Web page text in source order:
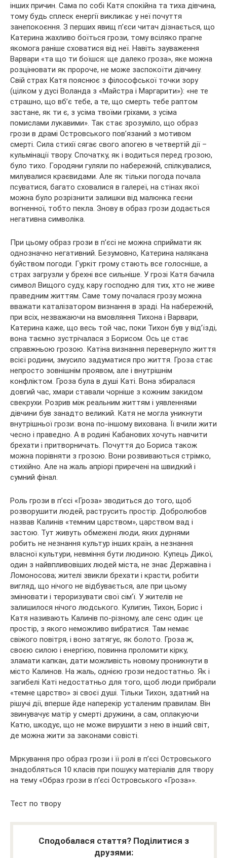
інших причин. Сама по собі Катя спокійна та тиха дівчина,
тому будь сплеск енергії викликає у неї почуття
занепокоєння. З перших явищ п’єси читач дізнається, що
Катерина жахливо боїться грози, тому всіляко прагне
якомога раніше сховатися від неї. Навіть зауваження
Варвари «та що ти боїшся: ще далеко гроза», яке можна
розцінювати як пророче, не може заспокоїти дівчину.
Свій страх Катя пояснює з філософської точки зору
(цілком у дусі Воланда з «Майстра і Маргарити»): «не те
страшно, що вб’є тебе, а те, що смерть тебе раптом
застане, як ти є, з усіма твоїми гріхами, з усіма
помислами лукавими». Так стає зрозуміло, що образ
грози в драмі Островського пов’язаний з мотивом
смерті. Сила стихії сягає свого апогею в четвертій дії –
кульмінації твору. Спочатку, як і водиться перед грозою,
було тихо. Городяни гуляли по набережній, спілкувалися,
милувалися краєвидами. Але як тільки погода почала
псуватися, багато сховалися в галереї, на стінах якої
можна було розрізнити залишки від малюнка геєни
вогненної, тобто пекла. Знову в образ грози додається
негативна символіка.
При цьому образ грози в п’єсі не можна сприймати як
однозначно негативний. Безумовно, Катерина налякана
буйством погоди. Гуркіт грому стають все голосніше, а
страх загрузли у брехні все сильніше. У грозі Катя бачила
символ Вищого суду, кару господню для тих, хто не живе
праведним життям. Саме тому почалася грозу можна
вважати каталізатором визнання в зраді. На набережній,
при всіх, незважаючи на вмовляння Тихона і Варвари,
Катерина каже, що весь той час, поки Тихон був у від’їзді,
вона таємно зустрічалася з Борисом. Ось це стає
справжньою грозою. Катіна визнання перевернуло життя
всієї родини, змусило задуматися про життя. Гроза стає
непросто зовнішнім проявом, але і внутрішнім
конфліктом. Гроза була в душі Каті. Вона збиралася
довгий час, хмари ставали чорніше з кожним закидом
свекрухи. Розрив між реальним життям і уявленнями
дівчини був занадто великий. Катя не могла уникнути
внутрішньої грози: вона по-іншому вихована. Її вчили жити
чесно і праведно. А в родині Кабанових хочуть навчити
брехати і притворничать. Почуття до Бориса також
можна порівняти з грозою. Вони розвиваються стрімко,
стихійно. Але на жаль апріорі приречені на швидкий і
сумний фінал.
Роль грози в п’єсі «Гроза» зводиться до того, щоб
розворушити людей, раструсить простір. Добролюбов
назвав Калинів «темним царством», царством вад і
застою. Тут живуть обмежені люди, яких дурнями
робить не незнання культур інших країн, а незнання
власної культури, невміння бути людиною. Купець Дикої,
один з найвпливовіших людей міста, не знає Державіна і
Ломоносова; жителі звикли брехати і красти, робити
вигляд, що нічого не відбувається, але при цьому
змінювати і тероризувати свої сім’ї. У жителів не
залишилося нічого людського. Кулигин, Тихон, Борис і
Катя називають Калинів по-різному, але сенс один: це
простір, з якого неможливо вибратися. Там немає
свіжого повітря, і воно затягує, як болото. Гроза ж,
своєю силою і енергією, повинна проломити кірку,
зламати капкан, дати можливість новому проникнути в
місто Калинов. На жаль, однією грози недостатньо. Як і
загибелі Каті недостатньо для того, щоб люди прибрали
«темне царство» зі своєї душі. Тільки Тихон, здатний на
рішучі дії, вперше йде наперекір усталеним правилам. Він
звинувачує матір у смерті дружини, а сам, оплакуючи
Катю, шкодує, що не може вирушити з нею в інший світ,
де можна жити за законами совісті.
Міркування про образ грози і її ролі в п’єсі Островського
знадобляться 10 класів при пошуку матеріалів для твору
на тему «Образ грози в п’єсі Островського «Гроза»».
Тест по твору
Сподобалася стаття? Поділитися з
друзями: